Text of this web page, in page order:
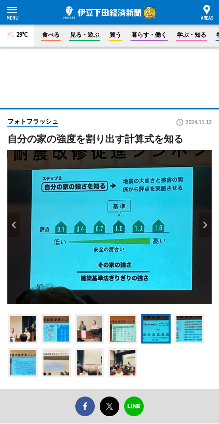
29°C 食べる 見る・遊ぶ 買う 暮らす・働く 学ぶ・知る
フォトフラッシュ 2024.11.12
自分の家の強度を割り出す計算式を知る